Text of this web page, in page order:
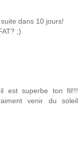
dans 10 jours!
;)
est superbe ton fil!!!
venir du soleil